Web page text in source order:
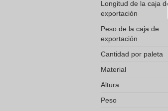
Longitud de la caja de
exportación
Peso de la caja de
exportación
Cantidad por paleta
Material
Altura
Peso